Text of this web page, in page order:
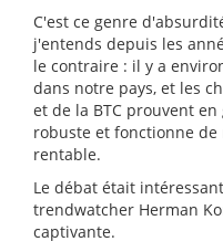
C'est ce genre
j'entends depuis les
le contraire : il y a
dans notre pays, et les
et de la BTC prouvent
robuste et fonctionne
rentable.
Le débat était
trendwatcher Herman
captivante.